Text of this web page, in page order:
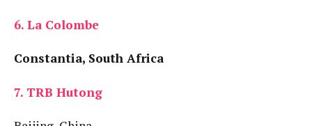
6. La Colombe
Constantia, South Africa
7. TRB Hutong